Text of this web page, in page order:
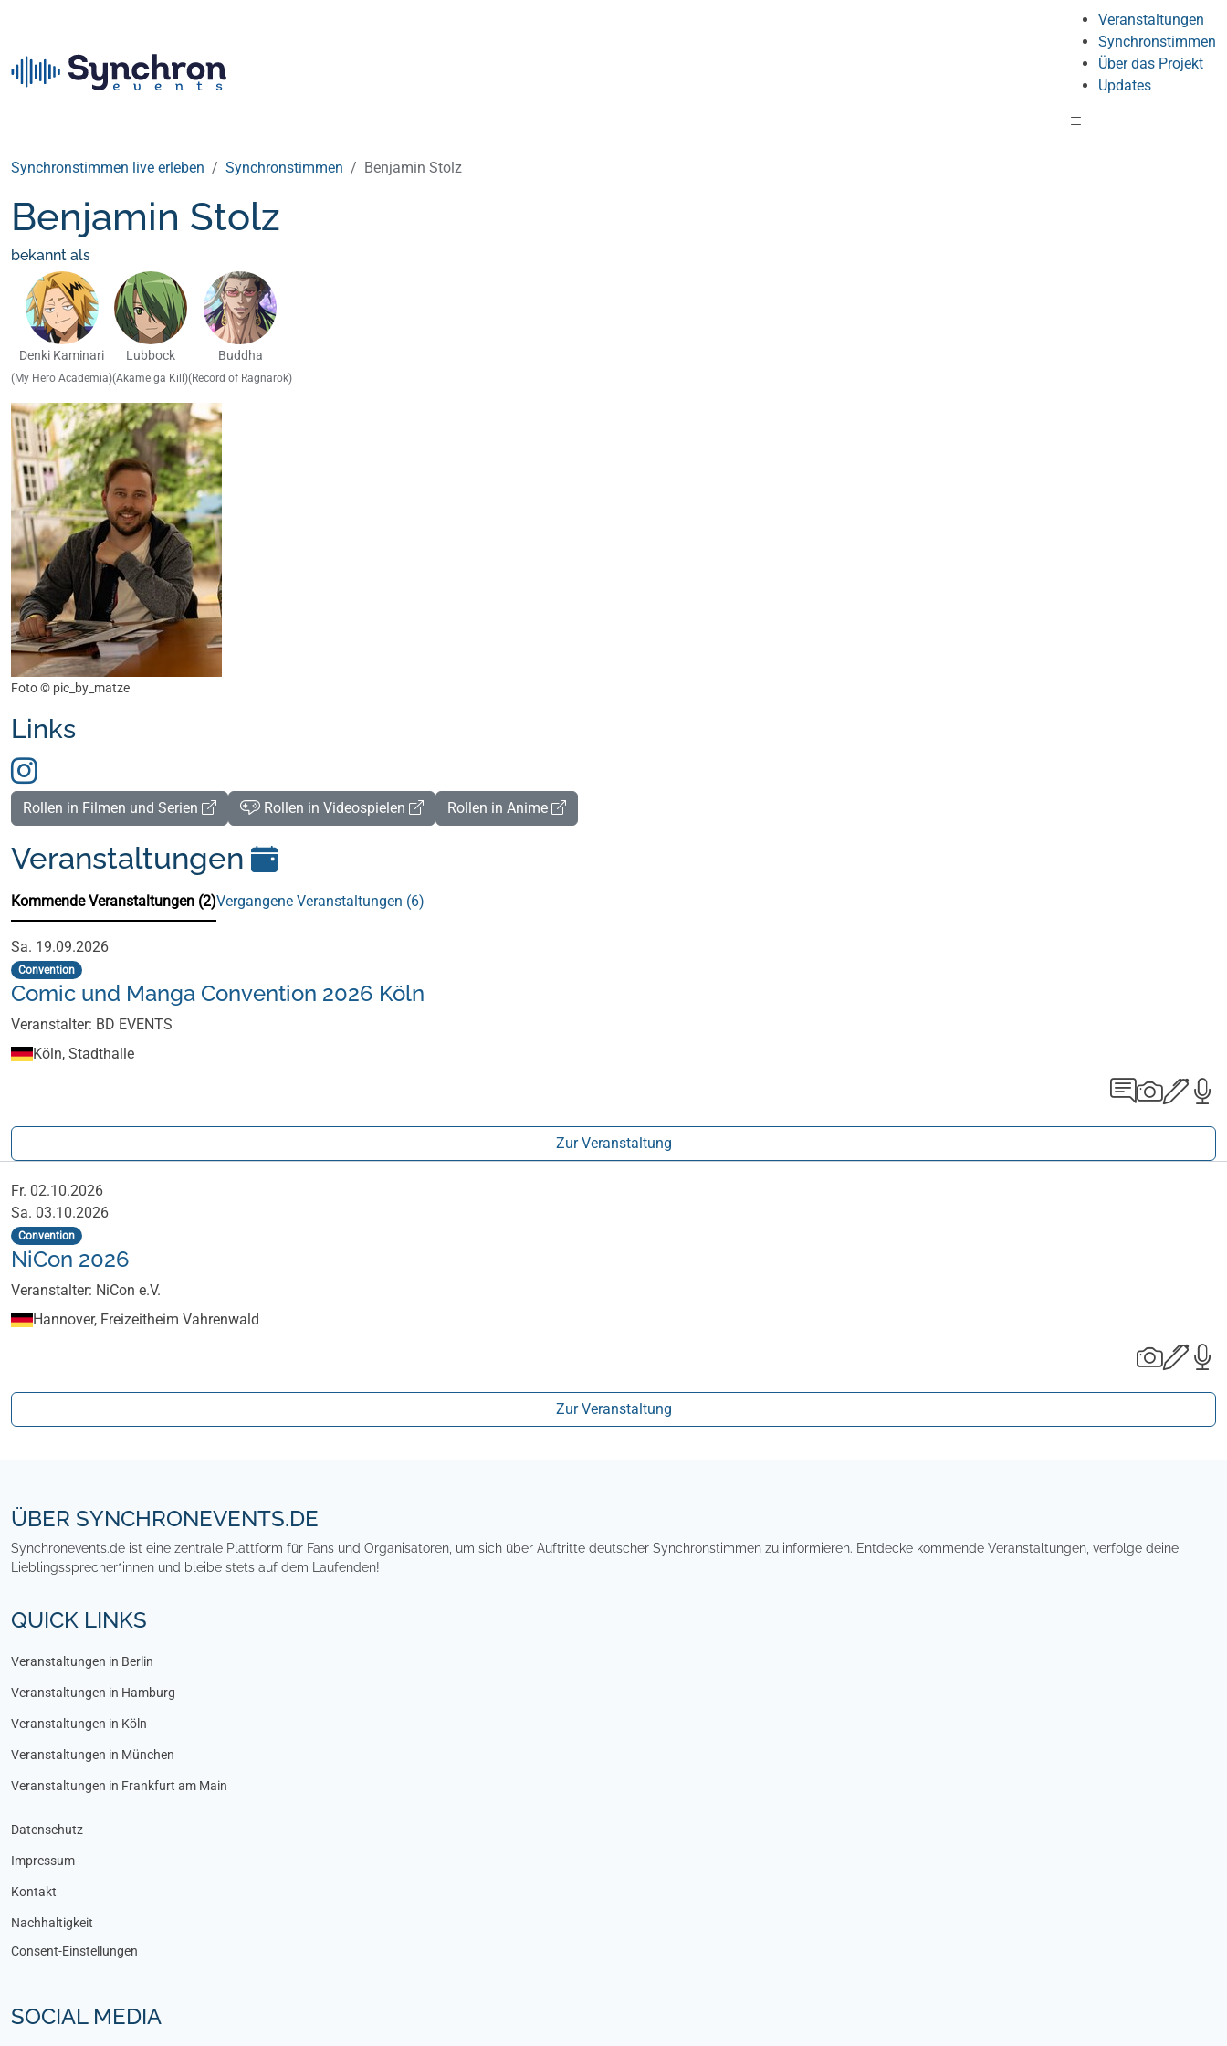
Veranstaltungen
Synchronstimmen
Über das Projekt
Updates
Synchronstimmen live erleben Synchronstimmen Benjamin Stolz
Benjamin Stolz
bekannt als
Denki Kaminari
(My Hero Academia)
Lubbock
(Akame ga Kill)
Buddha
(Record of Ragnarok)
Foto © pic_by_matze
Links
Rollen in Filmen und Serien Rollen in Videospielen Rollen in Anime
Veranstaltungen
Kommende Veranstaltungen (2)Vergangene Veranstaltungen (6)
Kommende Veranstaltungen (2)
Sa. 19.09.2026
Convention
Comic und Manga Convention 2026 Köln
Veranstalter: BD EVENTS
Köln, Stadthalle
Zur Veranstaltung
Fr. 02.10.2026
Sa. 03.10.2026
Convention
NiCon 2026
Veranstalter: NiCon e.V.
Hannover, Freizeitheim Vahrenwald
Zur Veranstaltung
ÜBER SYNCHRONEVENTS.DE
Synchronevents.de ist eine zentrale Plattform für Fans und Organisatoren, um sich über Auftritte deutscher Synchronstimmen zu informieren. Entdecke kommende Veranstaltungen, verfolge deine
Lieblingssprecher*innen und bleibe stets auf dem Laufenden!
QUICK LINKS
Veranstaltungen in Berlin
Veranstaltungen in Hamburg
Veranstaltungen in Köln
Veranstaltungen in München
Veranstaltungen in Frankfurt am Main
Datenschutz
Impressum
Kontakt
Nachhaltigkeit
Consent-Einstellungen
SOCIAL MEDIA